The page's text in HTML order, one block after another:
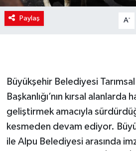
Paylaş A-
Büyükşehir Belediyesi
Başkanlığı’nın kırsal alanlarda
geliştirmek amacıyla
kesmeden devam ediyor.
ile Alpu Belediyesi arasında